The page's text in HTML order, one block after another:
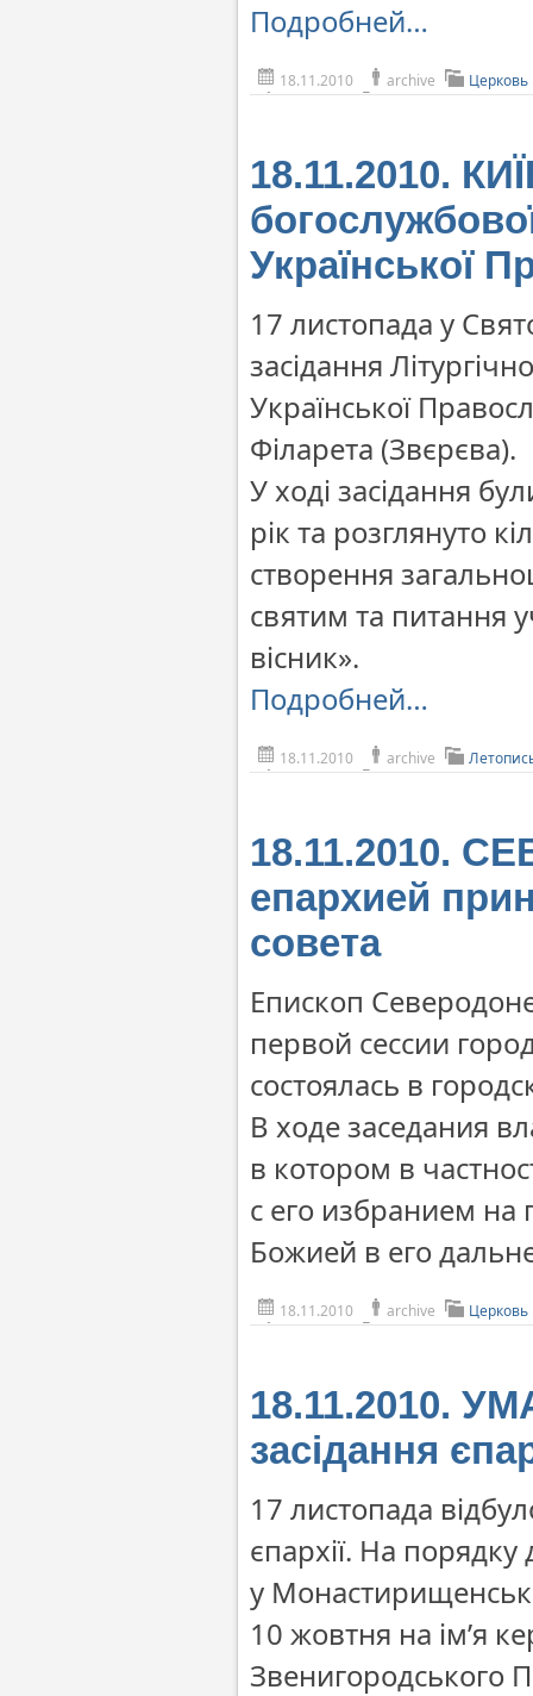
Подробней…
18.11.2010 archive
18.11.2010.
Української
17 листопада у
засідання
Української
Філарета (Звєрєва).
У ході засідання
рік та розглянуто
створення
святим та питання
вісник».
Подробней…
18.11.2010 archive
18.11.2010.
епархией
совета
Епископ
первой сессии
состоялась в
В ходе заседания
в котором в
с его избранием
Божией в его
18.11.2010 archive
18.11.2010.
засідання
17 листопада
єпархії. На
у
10 жовтня на ім’я
Звенигородського